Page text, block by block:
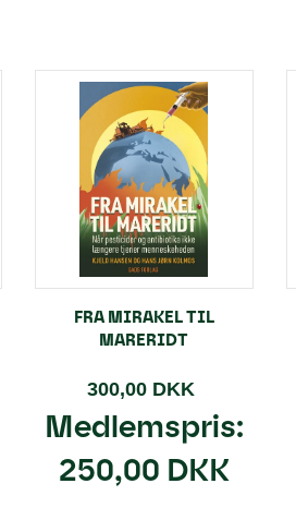
FRA MIRAKEL TIL
MARERIDT
300,00 DKK
Medlemspris:
250,00 DKK